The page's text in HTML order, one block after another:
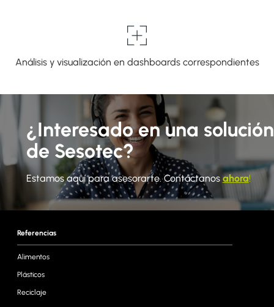
Análisis y visualización en dashboards correspondientes
¿Interesado en una solución
de Sesotec?
Estamos aquí para asesorarte. Contáctanos ahora!
Referencias
Alimentos
Plásticos
Reciclaje